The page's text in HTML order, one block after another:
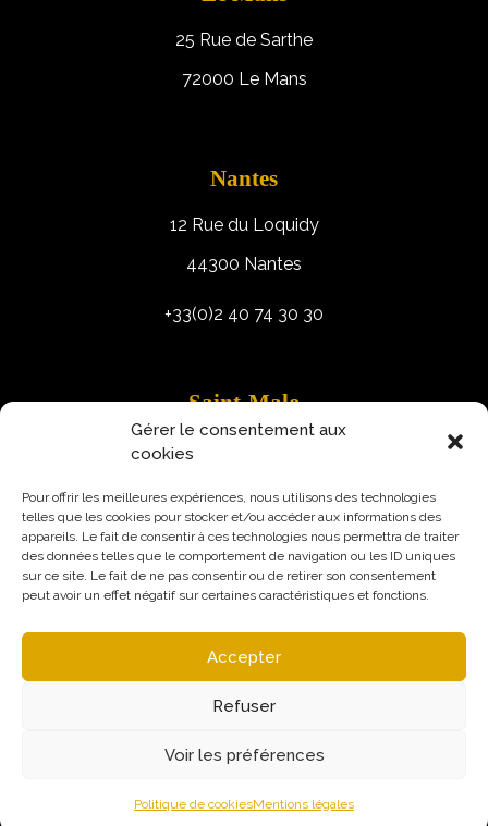
Gérer le consentement aux
cookies
Pour offrir les meilleures expériences, nous utilisons des technologies
telles que les cookies pour stocker et/ou accéder aux informations des
appareils. Le fait de consentir à ces technologies nous permettra de traiter
des données telles que le comportement de navigation ou les ID uniques
sur ce site. Le fait de ne pas consentir ou de retirer son consentement
peut avoir un effet négatif sur certaines caractéristiques et fonctions.
Accepter
Refuser
Voir les préférences
Politique de cookiesMentions légales
25 Rue de Sarthe
72000 Le Mans
Nantes
12 Rue du Loquidy
44300 Nantes
+33(0)2 40 74 30 30
Saint-Malo
9 Rue Robert Schuman
Mentions légales Politique de confidentialité